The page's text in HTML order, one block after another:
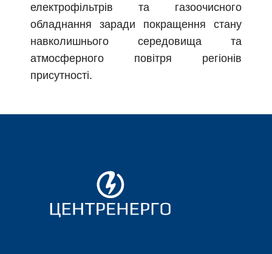
електрофільтрів та газоочисного
обладнання заради покращення стану
навколишнього середовища та
атмосферного повітря регіонів
присутності.